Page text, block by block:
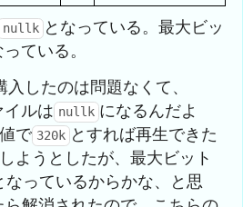
nullk となっている。最大ビッ
ている。
したのは問題なくて、
ルは nullk になるんだよ
で 320k とすれば再生できた
ようとしたが、最大ビット
なっているからかな、と思